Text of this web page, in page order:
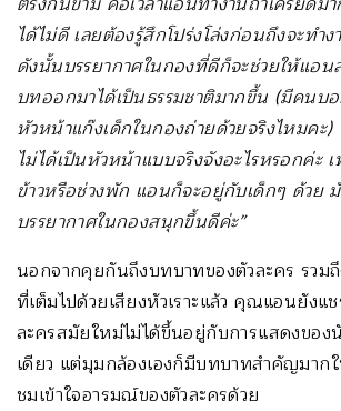
ได้ไม่ดี เลยต้องรู้สึกโปร่งโล่งก่อนถึงจะทำ
ดังนั้นบรรยากาศในกองที่ดีก็จะช่วยให้แอ
บทออกมาได้เป็นธรรมชาติมากขึ้น (มีคนบ
หัวหน้าแก๊งเด็กในกองถ่ายด้วยจริงไหมคะ)
ไม่ได้เป็นหัวหน้าแบบจริงจังอะไรหรอกค่ะ
ข้าวหรือช่วงพัก แอนก็จะอยู่กับเด็กๆ ด้วย
บรรยากาศในกองสนุกขึ้นดีค่ะ”
นอกจากคุยกันถึงบทบาทของตัวละคร รวม
ที่เต็มไปด้วยเสียงหัวเราะแล้ว คุณแอนยังแ
ละครสมัยใหม่ไม่ได้ขึ้นอยู่กับการแสดงของ
เดียว แต่มุมกล้องเองก็มีบทบาทสำคัญมาก
ชมเข้าใจอารมณ์ของตัวละครด้วย